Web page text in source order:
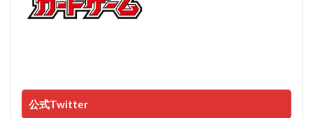
公式Twitter